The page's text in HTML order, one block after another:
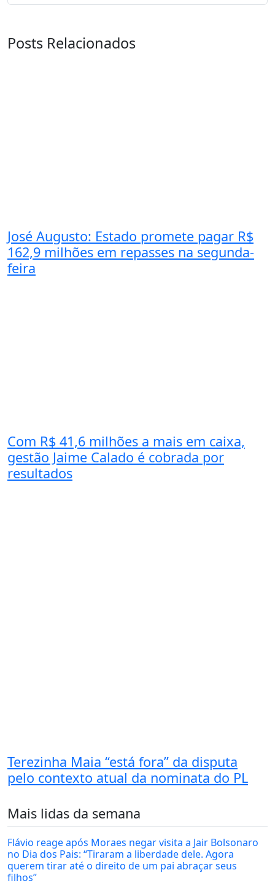
Posts Relacionados
José Augusto: Estado promete pagar R$
162,9 milhões em repasses na segunda-
feira
Com R$ 41,6 milhões a mais em caixa,
gestão Jaime Calado é cobrada por
resultados
Terezinha Maia “está fora” da disputa
pelo contexto atual da nominata do PL
Mais lidas da semana
Flávio reage após Moraes negar visita a Jair Bolsonaro
no Dia dos Pais: “Tiraram a liberdade dele. Agora
querem tirar até o direito de um pai abraçar seus
filhos”